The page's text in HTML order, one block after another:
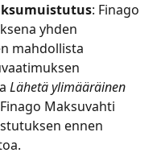
: Finago
yhden
mahdollista
Lähetä ylimääräinen
Maksuvahti
ennen